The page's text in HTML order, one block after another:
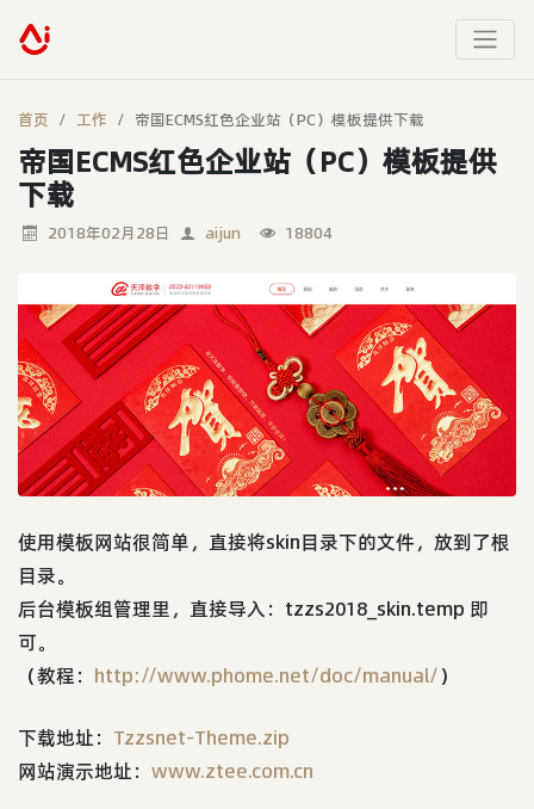
首页 工作 帝国ECMS红色企业站（PC）模板提供下载
帝国ECMS红色企业站（PC）模板提供
下载
2018年02月28日 aijun 18804
使用模板网站很简单，直接将skin目录下的文件，放到了根
目录。
后台模板组管理里，直接导入：tzzs2018_skin.temp 即
可。
（教程： http://www.phome.net/doc/manual/）
下载地址： Tzzsnet-Theme.zip
网站演示地址： www.ztee.com.cn